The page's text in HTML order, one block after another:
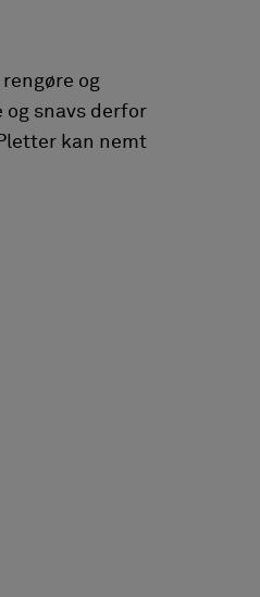
og
snavs derfor
kan nemt